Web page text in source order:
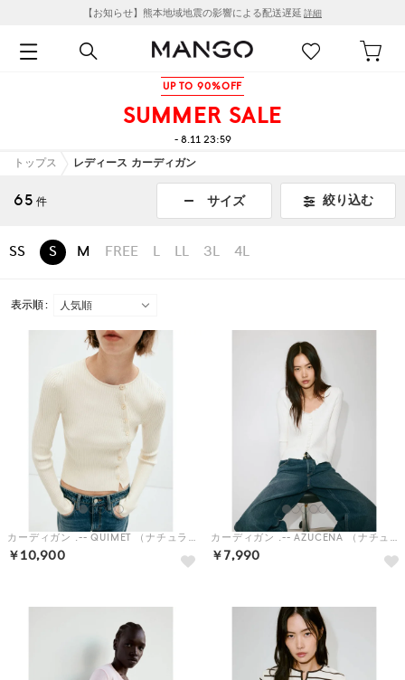
【お知らせ】熊本地域地震の影響による配送遅延 詳細
UP TO 90%OFF
SUMMER SALE
- 8.11 23:59
トップス
レディース カーディガン
65 件 サイズ 絞り込む
SS S M FREE L LL 3L 4L
表示順 :
カーディガン .-- QUIMET （ナチュラルホワイト）
￥10,900
カーディガン .-- AZUCENA （ナチュラルホワイト）
￥7,990